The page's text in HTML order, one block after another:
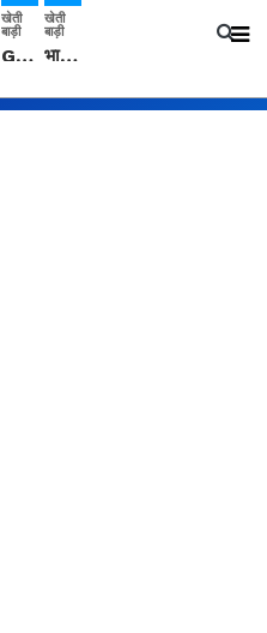
खेती
बाड़ी
Guar Ka Rate: ग्वार के भाव में हल्की बढ़ोतरी, बढ़ सकता है बुवाई का रकबा
खेती
बाड़ी
भारत में 29 मई से शुरु होगी प्री-मानसून बारिश, ECMWF विदेशी मौसम एजेंसी का पूर्वानुमान